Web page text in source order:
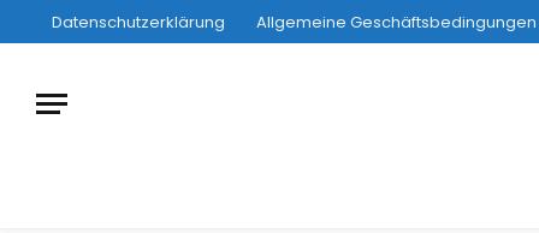
Datenschutzerklärung Allgemeine Geschäftsbedingungen